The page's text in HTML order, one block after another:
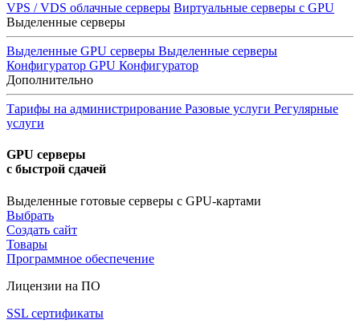
VPS / VDS облачные серверы Виртуальные серверы с GPU
Выделенные серверы
Выделенные GPU серверы Выделенные серверы
Конфигуратор GPU Конфигуратор
Дополнительно
Тарифы на администрирование Разовые услуги Регулярные
услуги
GPU серверы
с быстрой сдачей
Выделенные готовые серверы с GPU-картами
Выбрать
Создать сайт
Товары
Программное обеспечение
Лицензии на ПО
SSL сертификаты